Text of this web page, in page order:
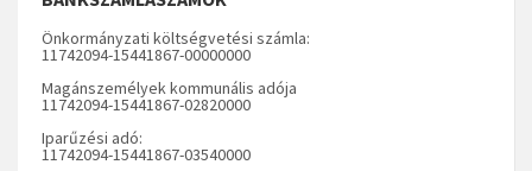
Önkormányzati költségvetési számla:
11742094-15441867-00000000
Magánszemélyek kommunális adója
11742094-15441867-02820000
Iparűzési adó:
11742094-15441867-03540000